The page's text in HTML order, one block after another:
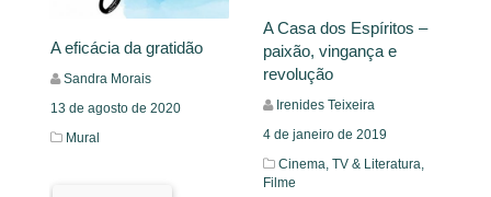
A eficácia da gratidão
Sandra Morais
13 de agosto de 2020
Mural
A Casa dos Espíritos –
paixão, vingança e
revolução
Irenides Teixeira
4 de janeiro de 2019
Cinema, TV & Literatura,
Filme